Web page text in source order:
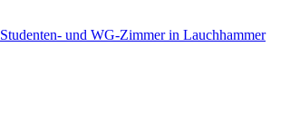
Studenten- und WG-Zimmer in Lauchhammer